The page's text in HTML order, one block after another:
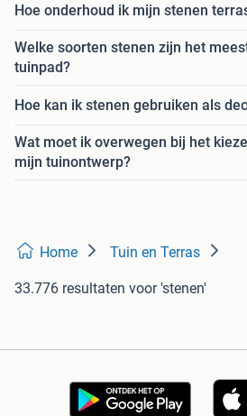
Hoe onderhoud ik mijn stenen
Welke soorten stenen zijn het
tuinpad?
Hoe kan ik stenen gebruiken als
Wat moet ik overwegen bij het
mijn tuinontwerp?
Home Tuin en Terras
33.776 resultaten voor 'stenen'